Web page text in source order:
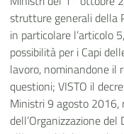
strutture generali della
in particolare l’articolo
possibilità per i Capi
lavoro, nominandone il
questioni; VISTO il
Ministri 9 agosto 2016,
dell’Organizzazione